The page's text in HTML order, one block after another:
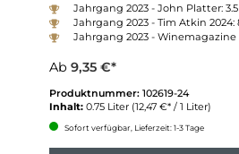
Jahrgang 2023 - John Platter:
Jahrgang 2023 - Tim Atkin
Jahrgang 2023 - Winemagazine
Ab 9,35 €*
Produktnummer: 102619-24
Inhalt: 0.75 Liter (12,47 €* / 1 Liter)
Sofort verfügbar, Lieferzeit: 1-3 Tage